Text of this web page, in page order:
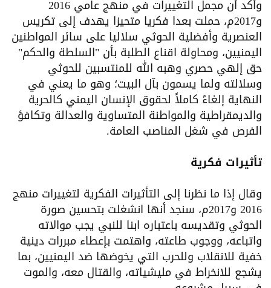
وأكد أن مجمل التغييرات في منهج عامي 2016
و2017م، حملت بعدا فكريا متحيزا يهدف إلى تكريس
العنصرية وأفضلية الحوثي سلاليا على سائر المواطنين
اليمنيين، ومحاولة اقناع الطلبة بأن "السلطة والحكم"
حق إلهي حصري وهبه الله للمنتسبين للحوثي
وسلالته ولما يسمون بآل البيت؛ وهو ما يعني في
النهاية إلغاءً كاملاً لحقوق الإنسان اليمني كالحرية
والديمقراطية والمواطنة المتساوية والعدالة وتكافؤ
الفرص في شغل المناصب العامة.
تأثيرات فكرية
وقال إذا ما نظرنا إلى التأثيرات الفكرية لتغييرات منهج
2016 و2017م، سنجد أنها انشغلت بتحسين صورة
الحوثي وتقديسه باعتباره ابنا للنبي يجب موالاته
واتباعه، ووجوب طاعته، واهتمت بإعطاء مبررات دينية
خفية للانقلاب وللحرب التي يخوضها ضد اليمنيين، بما
يشجع للانخراط في مليشياته، والقتال معه، والموت